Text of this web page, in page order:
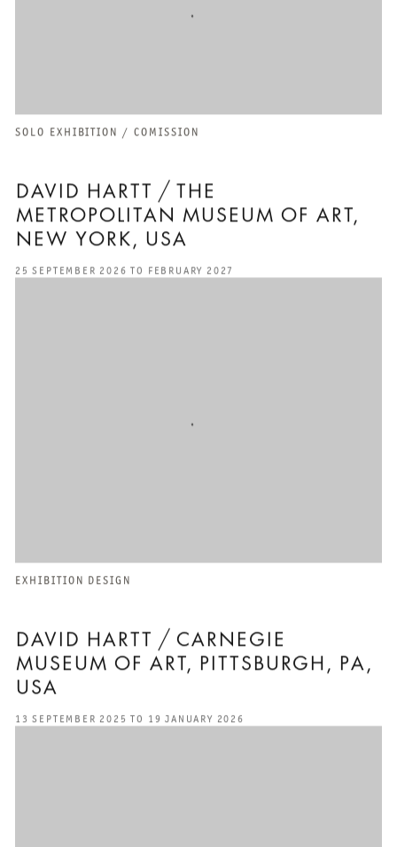
DAVID HARTT / THE
METROPOLITAN MUSEUM OF ART,
NEW YORK, USA
SOLO EXHIBITION / COMISSION
25 SEPTEMBER 2026 TO FEBRUARY 2027
DAVID HARTT / CARNEGIE
MUSEUM OF ART, PITTSBURGH, PA,
USA
EXHIBITION DESIGN
13 SEPTEMBER 2025 TO 19 JANUARY 2026